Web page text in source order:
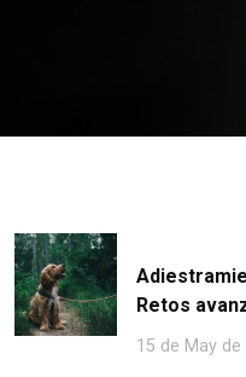
Retos
15 de May de